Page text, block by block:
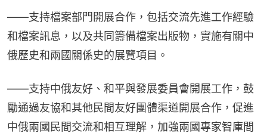
——支持檔案部門開展合作，包括交流先進工作經驗
和檔案訊息，以及共同籌備檔案出版物，實施有關中
俄歷史和兩國關係史的展覽項目。
——支持中俄友好、和平與發展委員會開展工作，鼓
勵通過友協和其他民間友好團體渠道開展合作，促進
中俄兩國民間交流和相互理解，加強兩國專家智庫間